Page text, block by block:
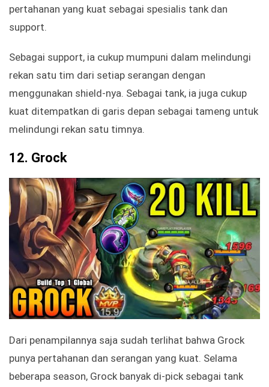
pertahanan yang kuat sebagai spesialis tank dan
support.
Sebagai support, ia cukup mumpuni dalam melindungi
rekan satu tim dari setiap serangan dengan
menggunakan shield-nya. Sebagai tank, ia juga cukup
kuat ditempatkan di garis depan sebagai tameng untuk
melindungi rekan satu timnya.
12. Grock
Dari penampilannya saja sudah terlihat bahwa Grock
punya pertahanan dan serangan yang kuat. Selama
beberapa season, Grock banyak di-pick sebagai tank